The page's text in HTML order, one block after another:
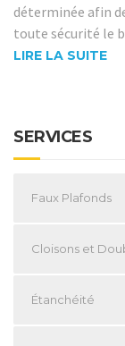
déterminée afin
toute sécurité le
LIRE LA SUITE
SERVICES
Faux Plafonds
Cloisons et
Étanchéité